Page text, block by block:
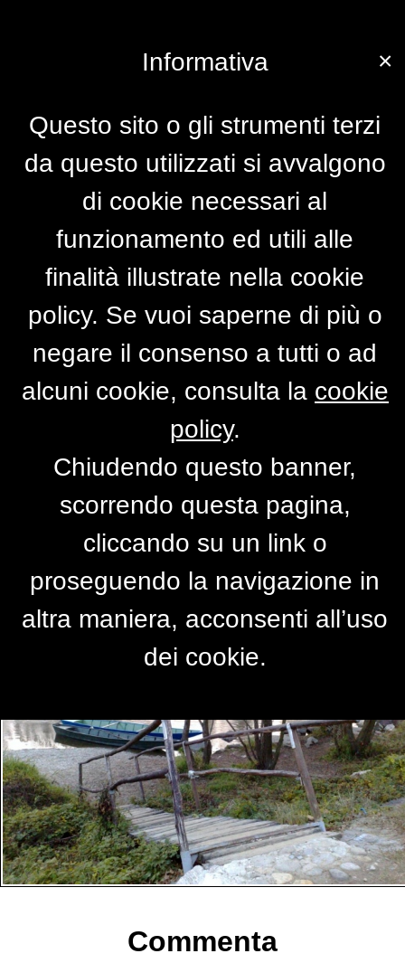
ticino
dibetty
Commenta
×
Informativa
Questo sito o gli strumenti terzi
da questo utilizzati si avvalgono
di cookie necessari al
funzionamento ed utili alle
finalità illustrate nella cookie
policy. Se vuoi saperne di più o
negare il consenso a tutti o ad
alcuni cookie, consulta la cookie
policy.
Chiudendo questo banner,
scorrendo questa pagina,
cliccando su un link o
proseguendo la navigazione in
altra maniera, acconsenti all’uso
dei cookie.